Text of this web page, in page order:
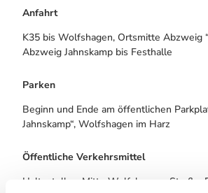
Anfahrt
K35 bis Wolfshagen, Ortsmitte Abzweig
Abzweig Jahnskamp bis Festhalle
Parken
Beginn und Ende am öffentlichen
Jahnskamp“, Wolfshagen im Harz
Öffentliche Verkehrsmittel
Haltestelle - Mitte Wolfshagen- Straße: